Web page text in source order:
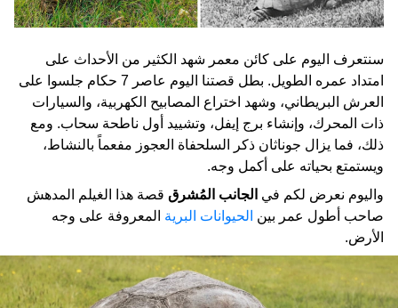
سنتعرف اليوم على كائن معمر شهد الكثير من الأحداث على
امتداد عمره الطويل. بطل قصتنا اليوم عاصر 7 حكام جلسوا على
العرش البريطاني، وشهد اختراع المصابيح الكهربية، والسيارات
ذات المحرك، وإنشاء برج إيفل، وتشييد أول ناطحة سحاب. ومع
ذلك، فما يزال جوناثان ذكر السلحفاة العجوز مفعماً بالنشاط،
ويستمتع بحياته على أكمل وجه.
واليوم نعرض لكم في الجانب المُشرق قصة هذا الغيلم المدهش
صاحب أطول عمر بين الحيوانات البرية المعروفة على وجه
الأرض.